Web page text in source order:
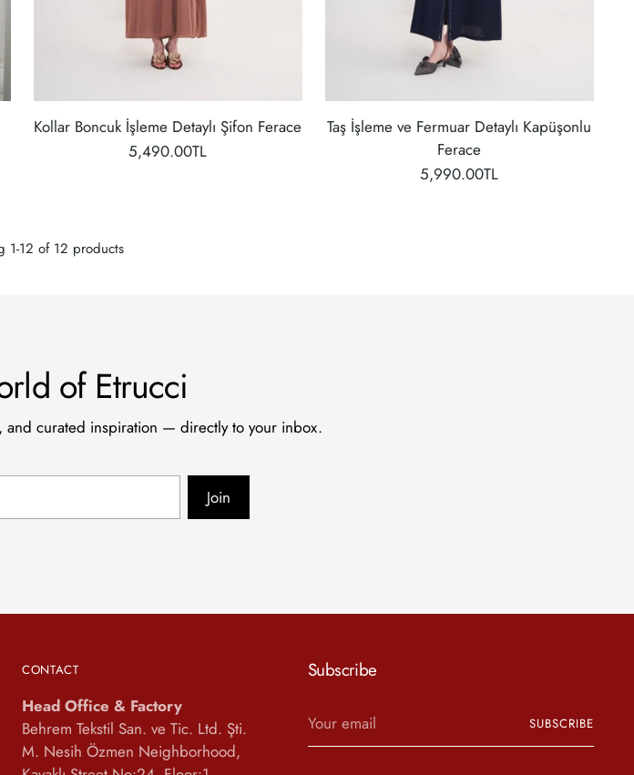
Kollar Boncuk İşleme Detaylı Şifon Ferace
5,490.00TL
Taş İşleme ve Fermuar Detaylı Kapüşonlu
Ferace
5,990.00TL
1-12 of 12 products
of Etrucci
and curated inspiration — directly to your inbox.
Join
CONTACT
Head Office & Factory
Behrem Tekstil San. ve Tic. Ltd. Şti.
M. Nesih Özmen Neighborhood,
Subscribe
email
SUBSCRIBE